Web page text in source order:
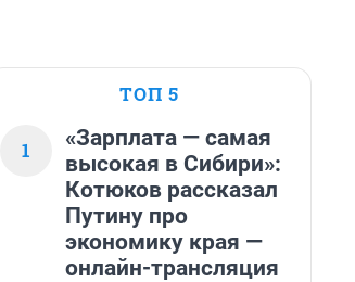
ТОП 5
1
«Зарплата — самая
высокая в Сибири»:
Котюков рассказал
Путину про
экономику края —
онлайн-трансляция